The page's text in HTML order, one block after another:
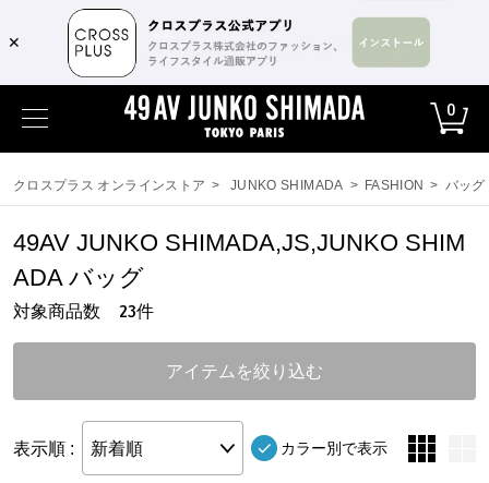
✕
0
クロスプラス オンラインストア > JUNKO SHIMADA > FASHION > バッグ
対象商品数 23件
49AV JUNKO SHIMADA,JS,JUNKO SHIM
ADA バッグ
アイテムを絞り込む
表示順 : 新着順 カラー別で表示